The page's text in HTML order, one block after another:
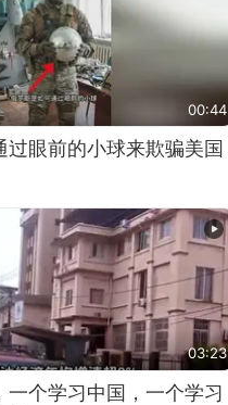
00:44
过眼前的小球来欺骗美国
03:23
一个学习中国，一个学习